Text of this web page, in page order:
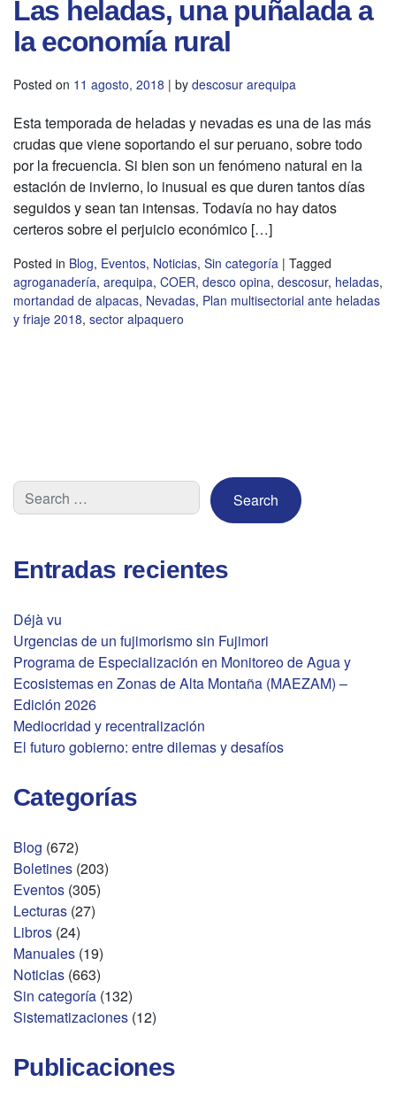
Las heladas, una puñalada a
la economía rural
Posted on 11 agosto, 2018 | by descosur arequipa
Esta temporada de heladas y nevadas es una de las más
crudas que viene soportando el sur peruano, sobre todo
por la frecuencia. Si bien son un fenómeno natural en la
estación de invierno, lo inusual es que duren tantos días
seguidos y sean tan intensas. Todavía no hay datos
certeros sobre el perjuicio económico […]
Posted in Blog, Eventos, Noticias, Sin categoría | Tagged
agroganadería, arequipa, COER, desco opina, descosur, heladas,
mortandad de alpacas, Nevadas, Plan multisectorial ante heladas
y friaje 2018, sector alpaquero
Entradas recientes
Déjà vu
Urgencias de un fujimorismo sin Fujimori
Programa de Especialización en Monitoreo de Agua y
Ecosistemas en Zonas de Alta Montaña (MAEZAM) –
Edición 2026
Mediocridad y recentralización
El futuro gobierno: entre dilemas y desafíos
Categorías
Blog (672)
Boletines (203)
Eventos (305)
Lecturas (27)
Libros (24)
Manuales (19)
Noticias (663)
Sin categoría (132)
Sistematizaciones (12)
Publicaciones